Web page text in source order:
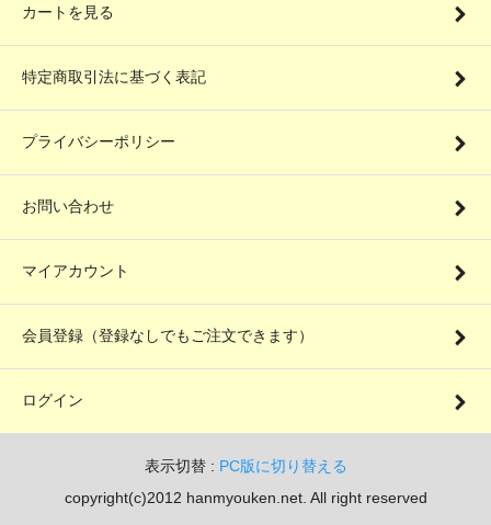
カートを見る
特定商取引法に基づく表記
プライバシーポリシー
お問い合わせ
マイアカウント
会員登録（登録なしでもご注文できます）
ログイン
表示切替 : PC版に切り替える
copyright(c)2012 hanmyouken.net. All right reserved